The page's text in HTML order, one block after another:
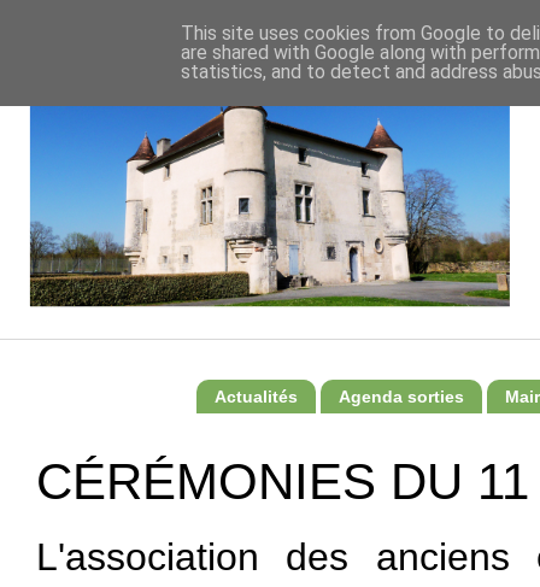
Actualités Agenda sorties
CÉRÉMONIES DU
L'association des
This site uses cookies from Google to
are shared with Google along with
statistics, and to detect and address